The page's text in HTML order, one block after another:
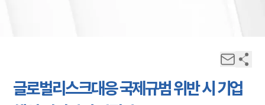
글로벌리스크대응 국제규범 위반 시 기업